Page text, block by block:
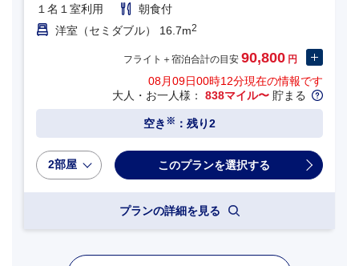
１名１室利用
朝食付
洋室（セミダブル） 16.7m2
フライト＋宿泊合計の目安 90,800 円
08月09日00時12分現在の情報です
大人・お一人様： 838マイル〜 貯まる
空き ※ ：残り2
2部屋
プランの詳細を見る